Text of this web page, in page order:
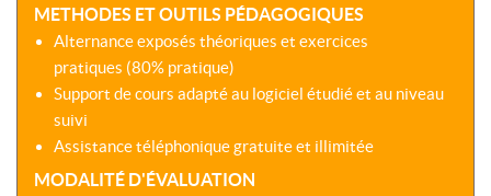
DU
DIRIGEANT
NOTRE
CENTRE
RÉSEAU
NATIONAL
METHODES ET OUTILS PÉDAGOGIQUES
Alternance exposés théoriques et exercices
pratiques (80% pratique)
Support de cours adapté au logiciel étudié et au niveau
suivi
Assistance téléphonique gratuite et illimitée
MODALITÉ D'ÉVALUATION